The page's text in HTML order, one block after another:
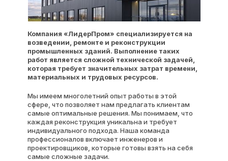
Компания «ЛидерПром» специализируется на
возведении, ремонте и реконструкции
промышленных зданий. Выполнение таких
работ является сложной технической задачей,
которая требует значительных затрат времени,
материальных и трудовых ресурсов.
Мы имеем многолетний опыт работы в этой
сфере, что позволяет нам предлагать клиентам
самые оптимальные решения. Мы понимаем, что
каждая реконструкция уникальна и требует
индивидуального подхода. Наша команда
профессионалов включает инженеров и
проектировщиков, которые готовы взять на себя
самые сложные задачи.